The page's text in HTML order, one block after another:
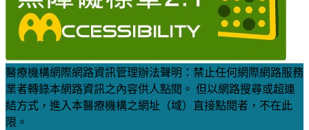
醫療機構網際網路資訊管理辦法聲明：禁止任何網際網路服務
業者轉錄本網路資訊之內容供人點閱。 但以網路搜尋或超連
結方式，進入本醫療機構之網址（域）直接點閱者，不在此
限。